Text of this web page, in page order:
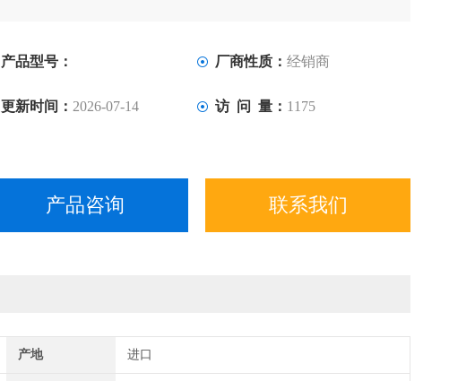
产品型号： 厂商性质： 经销商
更新时间： 2026-07-14 访 问 量： 1175
产品咨询 联系我们
产地 进口